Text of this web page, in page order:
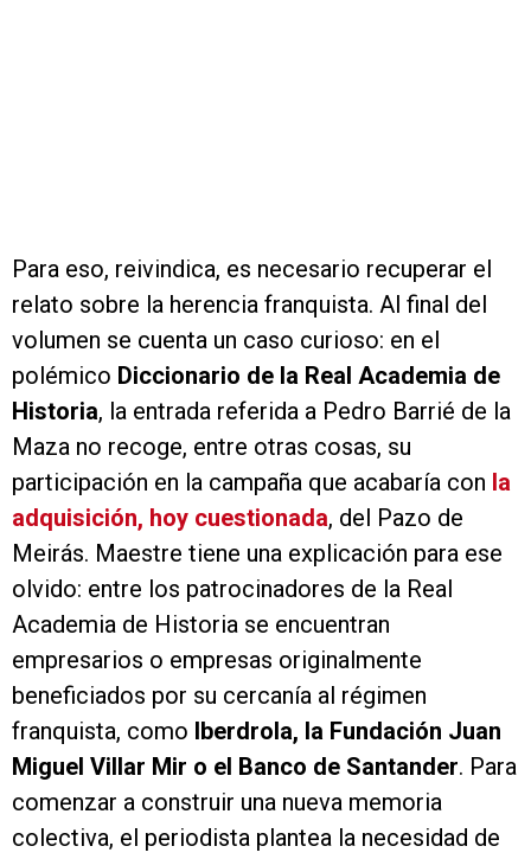
Para eso, reivindica, es necesario recuperar el
relato sobre la herencia franquista. Al final del
volumen se cuenta un caso curioso: en el
polémico Diccionario de la Real Academia de
Historia, la entrada referida a Pedro Barrié de la
Maza no recoge, entre otras cosas, su
participación en la campaña que acabaría con la
adquisición, hoy cuestionada, del Pazo de
Meirás. Maestre tiene una explicación para ese
olvido: entre los patrocinadores de la Real
Academia de Historia se encuentran
empresarios o empresas originalmente
beneficiados por su cercanía al régimen
franquista, como Iberdrola, la Fundación Juan
Miguel Villar Mir o el Banco de Santander. Para
comenzar a construir una nueva memoria
colectiva, el periodista plantea la necesidad de